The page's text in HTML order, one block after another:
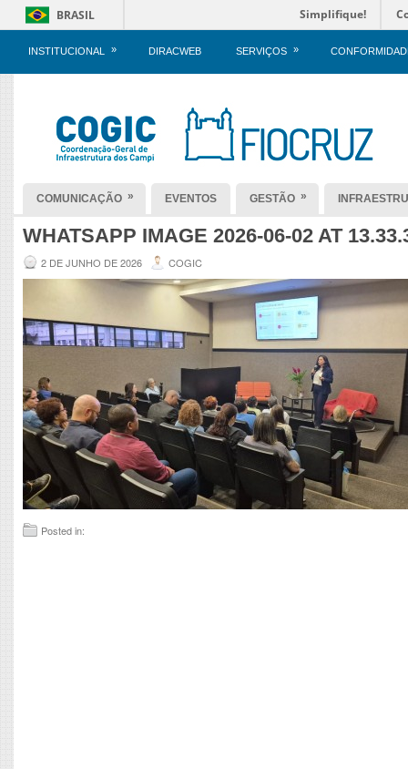
BRASIL Simplifique!
INSTITUCIONAL » DIRACWEB SERVIÇOS »
COMUNICAÇÃO » EVENTOS GESTÃO »
WHATSAPP IMAGE 2026-06-02 AT
2 DE JUNHO DE 2026 COGIC
Posted in: